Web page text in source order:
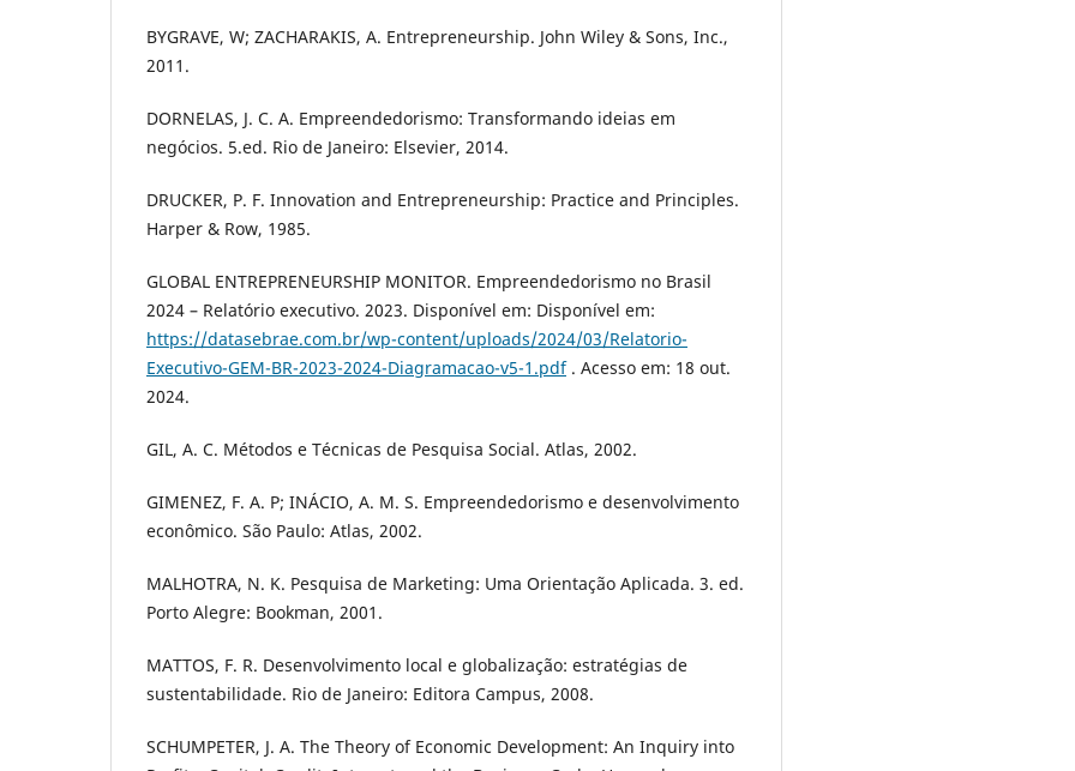
BYGRAVE, W; ZACHARAKIS, A. Entrepreneurship. John Wiley & Sons, Inc.,
2011.
DORNELAS, J. C. A. Empreendedorismo: Transformando ideias em
negócios. 5.ed. Rio de Janeiro: Elsevier, 2014.
DRUCKER, P. F. Innovation and Entrepreneurship: Practice and Principles.
Harper & Row, 1985.
GLOBAL ENTREPRENEURSHIP MONITOR. Empreendedorismo no Brasil
2024 – Relatório executivo. 2023. Disponível em: Disponível em:
https://datasebrae.com.br/wp-content/uploads/2024/03/Relatorio-
Executivo-GEM-BR-2023-2024-Diagramacao-v5-1.pdf. Acesso em: 18 out.
2024.
GIL, A. C. Métodos e Técnicas de Pesquisa Social. Atlas, 2002.
GIMENEZ, F. A. P; INÁCIO, A. M. S. Empreendedorismo e desenvolvimento
econômico. São Paulo: Atlas, 2002.
MALHOTRA, N. K. Pesquisa de Marketing: Uma Orientação Aplicada. 3. ed.
Porto Alegre: Bookman, 2001.
MATTOS, F. R. Desenvolvimento local e globalização: estratégias de
sustentabilidade. Rio de Janeiro: Editora Campus, 2008.
SCHUMPETER, J. A. The Theory of Economic Development: An Inquiry into